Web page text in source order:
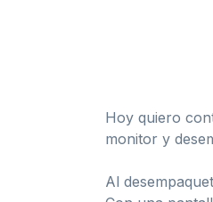
Hoy quiero
monitor y
Al